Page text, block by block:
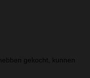
gekocht, kunnen